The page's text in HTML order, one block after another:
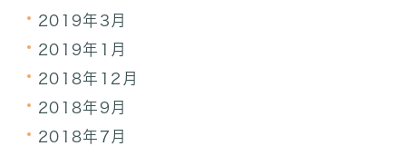
2019年3月
2019年1月
2018年12月
2018年9月
2018年7月